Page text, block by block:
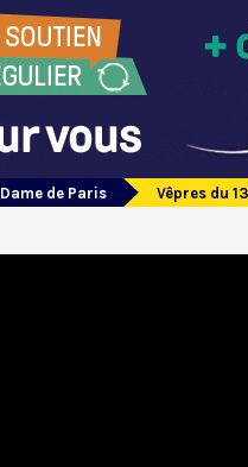
de Paris Vêpres du